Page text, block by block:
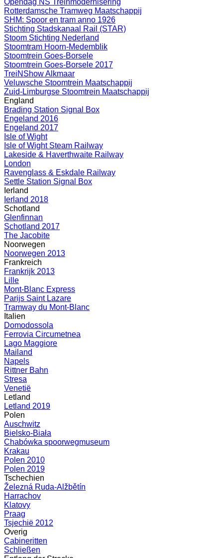
Opendag NS Treinmodernisering
Rotterdamsche Tramweg Maatschappij
SHM: Spoor en tram anno 1926
Stichting Stadskanaal Rail (STAR)
Stoom Stichting Nederland
Stoomtram Hoorn-Medemblik
Stoomtrein Goes-Borsele
Stoomtrein Goes-Borsele 2017
TreiNShow Alkmaar
Veluwsche Stoomtrein Maatschappij
Zuid-Limburgse Stoomtrein Maatschappij
England
Brading Station Signal Box
Engeland 2016
Engeland 2017
Isle of Wight
Isle of Wight Steam Railway
Lakeside & Haverthwaite Railway
London
Ravenglass & Eskdale Railway
Settle Station Signal Box
Ierland
Ierland 2018
Schotland
Glenfinnan
Schotland 2017
The Jacobite
Noorwegen
Noorwegen 2013
Frankreich
Frankrijk 2013
Lille
Mont-Blanc Express
Parijs Saint Lazare
Tramway du Mont-Blanc
Italien
Domodossola
Ferrovia Circumetnea
Lago Maggiore
Mailand
Napels
Rittner Bahn
Stresa
Venetië
Letland
Letland 2019
Polen
Auschwitz
Bielsko-Biała
Chabówka spoorwegmuseum
Krakau
Polen 2010
Polen 2019
Tschechien
Železná Ruda-Alžbětín
Harrachov
Klatovy
Praag
Tsjechië 2012
Overig
Cabineritten
Schließen